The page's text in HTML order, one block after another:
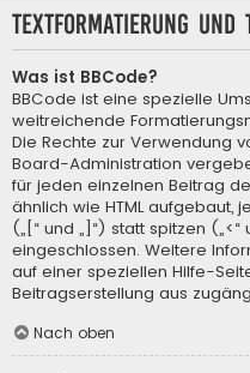
Textformatierung und
Was ist BBCode?
BBCode ist eine spezielle
weitreichende
Die Rechte zur Verwendung
Board-Administration
für jeden einzelnen Beitrag
ähnlich wie HTML aufgebaut,
(„[“ und „]“) statt spitzen („<“
eingeschlossen. Weitere
auf einer speziellen Hilfe-
Beitragserstellung aus
Nach oben